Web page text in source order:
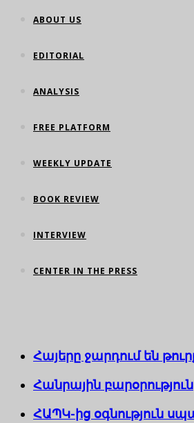
ABOUT US
EDITORIAL
ANALYSIS
FREE PLATFORM
WEEKLY UPDATE
BOOK REVIEW
INTERVIEW
CENTER IN THE PRESS
Հայերը ջարդում են
Հանրային
ՀԱՊԿ-ից օգնություն